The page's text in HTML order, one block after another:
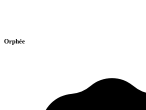
Orphée